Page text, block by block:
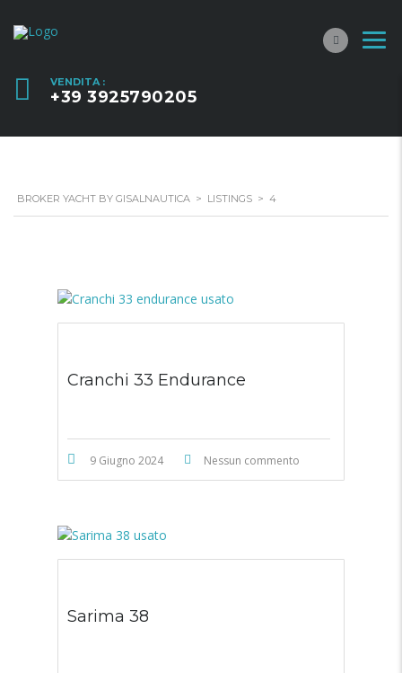
VENDITA :
+39 3925790205
BROKER YACHT BY GISALNAUTICA > LISTINGS > 4
Cranchi 33 Endurance
9 Giugno 2024 Nessun commento
Sarima 38